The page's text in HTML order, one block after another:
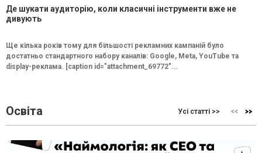
Де шукати аудиторію, коли класичні інструменти вже не
дивують
Ще кілька років тому для більшості рекламних кампаній було
достатньо стандартного набору каналів: Google, Meta, YouTube та
display-реклама. [caption id="attachment_69772"...
Освіта Усі статті >>